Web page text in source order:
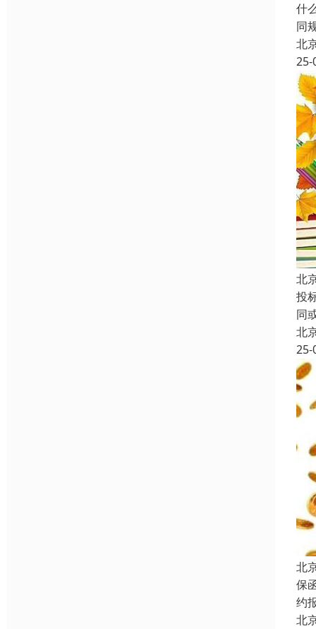
什
同
北
25-
北
投
同
北
25-
北
保
约
北